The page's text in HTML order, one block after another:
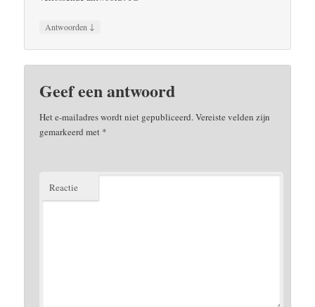
Antwoorden ↓
Geef een antwoord
Het e-mailadres wordt niet gepubliceerd.Vereiste velden zijn
gemarkeerd met *
Reactie